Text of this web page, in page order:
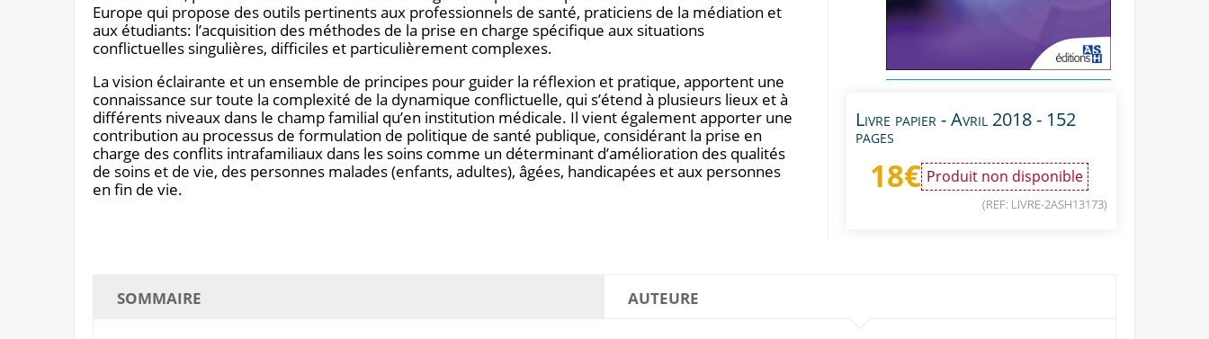
Europe qui propose des outils pertinents aux professionnels de santé, praticiens de la médiation et
aux étudiants: l’acquisition des méthodes de la prise en charge spécifique aux situations
conflictuelles singulières, difficiles et particulièrement complexes.
La vision éclairante et un ensemble de principes pour guider la réflexion et pratique, apportent une
connaissance sur toute la complexité de la dynamique conflictuelle, qui s’étend à plusieurs lieux et à
différents niveaux dans le champ familial qu’en institution médicale. Il vient également apporter une
contribution au processus de formulation de politique de santé publique, considérant la prise en
charge des conflits intrafamiliaux dans les soins comme un déterminant d’amélioration des qualités
de soins et de vie, des personnes malades (enfants, adultes), âgées, handicapées et aux personnes
en fin de vie.
Livre papier - Avril 2018 - 152
pages
18€ Produit non disponible
(REF: LIVRE-2ASH13173)
SOMMAIRE AUTEURE